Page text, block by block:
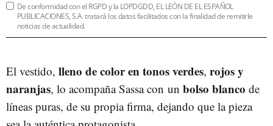
De conformidad con el RGPD y la LOPDGDD, EL LEÓN DE EL ESPAÑOL
PUBLICACIONES, S.A. tratará los datos facilitados con la finalidad de remitirle
noticias de actualidad.
El vestido, lleno de color en tonos verdes, rojos y
naranjas, lo acompaña Sassa con un bolso blanco de
líneas puras, de su propia firma, dejando que la pieza